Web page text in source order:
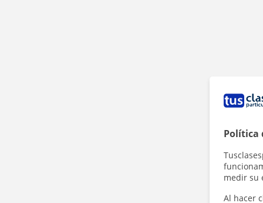
Política
medir su
Al hacer